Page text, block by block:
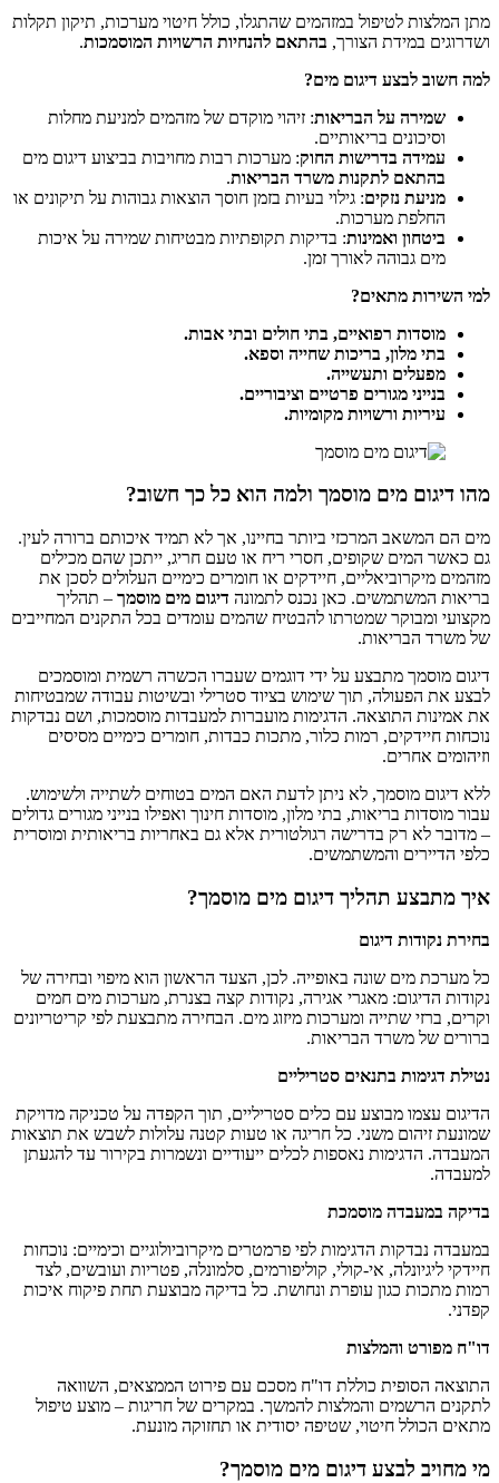
מתן המלצות לטיפול במזהמים שהתגלו, כולל חיטוי מערכות, תיקון תקלות
ושדרוגים במידת הצורך, בהתאם להנחיות הרשויות המוסמכות.
למה חשוב לבצע דיגום מים?
שמירה על הבריאות: זיהוי מוקדם של מזהמים למניעת מחלות
וסיכונים בריאותיים.
עמידה בדרישות החוק: מערכות רבות מחויבות בביצוע דיגום מים
בהתאם לתקנות משרד הבריאות.
מניעת נזקים: גילוי בעיות בזמן חוסך הוצאות גבוהות על תיקונים או
החלפת מערכות.
ביטחון ואמינות: בדיקות תקופתיות מבטיחות שמירה על איכות
מים גבוהה לאורך זמן.
למי השירות מתאים?
מוסדות רפואיים, בתי חולים ובתי אבות.
בתי מלון, בריכות שחייה וספא.
מפעלים ותעשייה.
בנייני מגורים פרטיים וציבוריים.
עיריות ורשויות מקומיות.
מהו דיגום מים מוסמך ולמה הוא כל כך חשוב?
מים הם המשאב המרכזי ביותר בחיינו, אך לא תמיד איכותם ברורה לעין.
גם כאשר המים שקופים, חסרי ריח או טעם חריג, ייתכן שהם מכילים
מזהמים מיקרוביאליים, חיידקים או חומרים כימיים העלולים לסכן את
בריאות המשתמשים. כאן נכנס לתמונה דיגום מים מוסמך – תהליך
מקצועי ומבוקר שמטרתו להבטיח שהמים עומדים בכל התקנים המחייבים
של משרד הבריאות.
דיגום מוסמך מתבצע על ידי דוגמים שעברו הכשרה רשמית ומוסמכים
לבצע את הפעולה, תוך שימוש בציוד סטרילי ובשיטות עבודה שמבטיחות
את אמינות התוצאה. הדגימות מועברות למעבדות מוסמכות, ושם נבדקות
נוכחות חיידקים, רמות כלור, מתכות כבדות, חומרים כימיים מסיסים
וזיהומים אחרים.
ללא דיגום מוסמך, לא ניתן לדעת האם המים בטוחים לשתייה ולשימוש.
עבור מוסדות בריאות, בתי מלון, מוסדות חינוך ואפילו בנייני מגורים גדולים
– מדובר לא רק בדרישה רגולטורית אלא גם באחריות בריאותית ומוסרית
כלפי הדיירים והמשתמשים.
איך מתבצע תהליך דיגום מים מוסמך?
בחירת נקודות דיגום
כל מערכת מים שונה באופייה. לכן, הצעד הראשון הוא מיפוי ובחירה של
נקודות הדיגום: מאגרי אגירה, נקודות קצה בצנרת, מערכות מים חמים
וקרים, ברזי שתייה ומערכות מיזוג מים. הבחירה מתבצעת לפי קריטריונים
ברורים של משרד הבריאות.
נטילת דגימות בתנאים סטריליים
הדיגום עצמו מבוצע עם כלים סטריליים, תוך הקפדה על טכניקה מדויקת
שמונעת זיהום משני. כל חריגה או טעות קטנה עלולות לשבש את תוצאות
המעבדה. הדגימות נאספות לכלים ייעודיים ונשמרות בקירור עד להגעתן
למעבדה.
בדיקה במעבדה מוסמכת
במעבדה נבדקות הדגימות לפי פרמטרים מיקרוביולוגיים וכימיים: נוכחות
חיידקי ליגיונלה, אי-קולי, קוליפורמים, סלמונלה, פטריות ועובשים, לצד
רמות מתכות כגון עופרת ונחושת. כל בדיקה מבוצעת תחת פיקוח איכות
קפדני.
דו"ח מפורט והמלצות
התוצאה הסופית כוללת דו"ח מסכם עם פירוט הממצאים, השוואה
לתקנים הרשמים והמלצות להמשך. במקרים של חריגות – מוצע טיפול
מתאים הכולל חיטוי, שטיפה יסודית או תחזוקה מונעת.
מי מחויב לבצע דיגום מים מוסמך?